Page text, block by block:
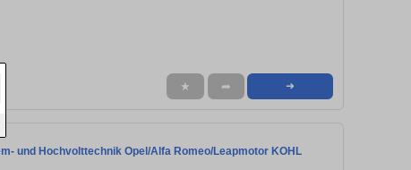
★ ➦ ➜
und Hochvolttechnik Opel/Alfa Romeo/Leapmotor KOHL